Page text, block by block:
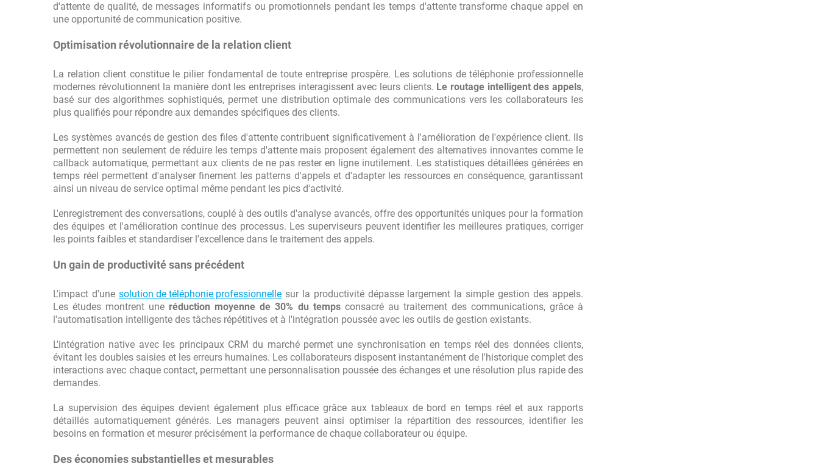
d'attente de qualité, de messages informatifs ou promotionnels pendant les temps d'attente transforme chaque appel en
une opportunité de communication positive.
Optimisation révolutionnaire de la relation client
La relation client constitue le pilier fondamental de toute entreprise prospère. Les solutions de téléphonie professionnelle
modernes révolutionnent la manière dont les entreprises interagissent avec leurs clients. Le routage intelligent des appels,
basé sur des algorithmes sophistiqués, permet une distribution optimale des communications vers les collaborateurs les
plus qualifiés pour répondre aux demandes spécifiques des clients.
Les systèmes avancés de gestion des files d'attente contribuent significativement à l'amélioration de l'expérience client. Ils
permettent non seulement de réduire les temps d'attente mais proposent également des alternatives innovantes comme le
callback automatique, permettant aux clients de ne pas rester en ligne inutilement. Les statistiques détaillées générées en
temps réel permettent d'analyser finement les patterns d'appels et d'adapter les ressources en conséquence, garantissant
ainsi un niveau de service optimal même pendant les pics d'activité.
L'enregistrement des conversations, couplé à des outils d'analyse avancés, offre des opportunités uniques pour la formation
des équipes et l'amélioration continue des processus. Les superviseurs peuvent identifier les meilleures pratiques, corriger
les points faibles et standardiser l'excellence dans le traitement des appels.
Un gain de productivité sans précédent
L'impact d'une solution de téléphonie professionnellesur la productivité dépasse largement la simple gestion des appels.
Les études montrent une réduction moyenne de 30% du tempsconsacré au traitement des communications, grâce à
l'automatisation intelligente des tâches répétitives et à l'intégration poussée avec les outils de gestion existants.
L'intégration native avec les principaux CRM du marché permet une synchronisation en temps réel des données clients,
évitant les doubles saisies et les erreurs humaines. Les collaborateurs disposent instantanément de l'historique complet des
interactions avec chaque contact, permettant une personnalisation poussée des échanges et une résolution plus rapide des
demandes.
La supervision des équipes devient également plus efficace grâce aux tableaux de bord en temps réel et aux rapports
détaillés automatiquement générés. Les managers peuvent ainsi optimiser la répartition des ressources, identifier les
besoins en formation et mesurer précisément la performance de chaque collaborateur ou équipe.
Des économies substantielles et mesurables